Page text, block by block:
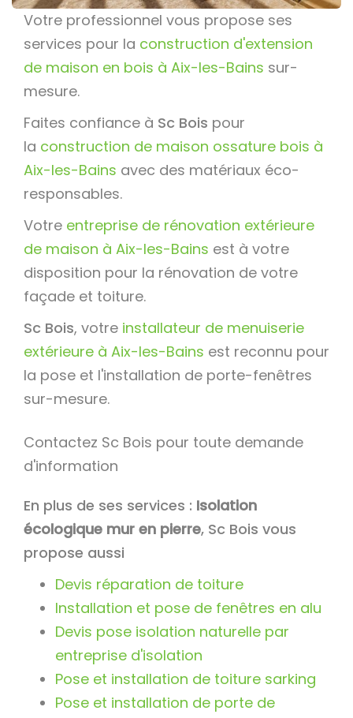
Votre professionnel vous propose ses
services pour la construction d'extension
de maison en bois à Aix-les-Bains sur-
mesure.
Faites confiance à Sc Bois pour
la construction de maison ossature bois à
Aix-les-Bains avec des matériaux éco-
responsables.
Votre entreprise de rénovation extérieure
de maison à Aix-les-Bains est à votre
disposition pour la rénovation de votre
façade et toiture.
Sc Bois, votre installateur de menuiserie
extérieure à Aix-les-Bains est reconnu pour
la pose et l'installation de porte-fenêtres
sur-mesure.
Contactez Sc Bois pour toute demande
d'information
En plus de ses services : Isolation
écologique mur en pierre, Sc Bois vous
propose aussi
Devis réparation de toiture
Installation et pose de fenêtres en alu
Devis pose isolation naturelle par
entreprise d'isolation
Pose et installation de toiture sarking
Pose et installation de porte de